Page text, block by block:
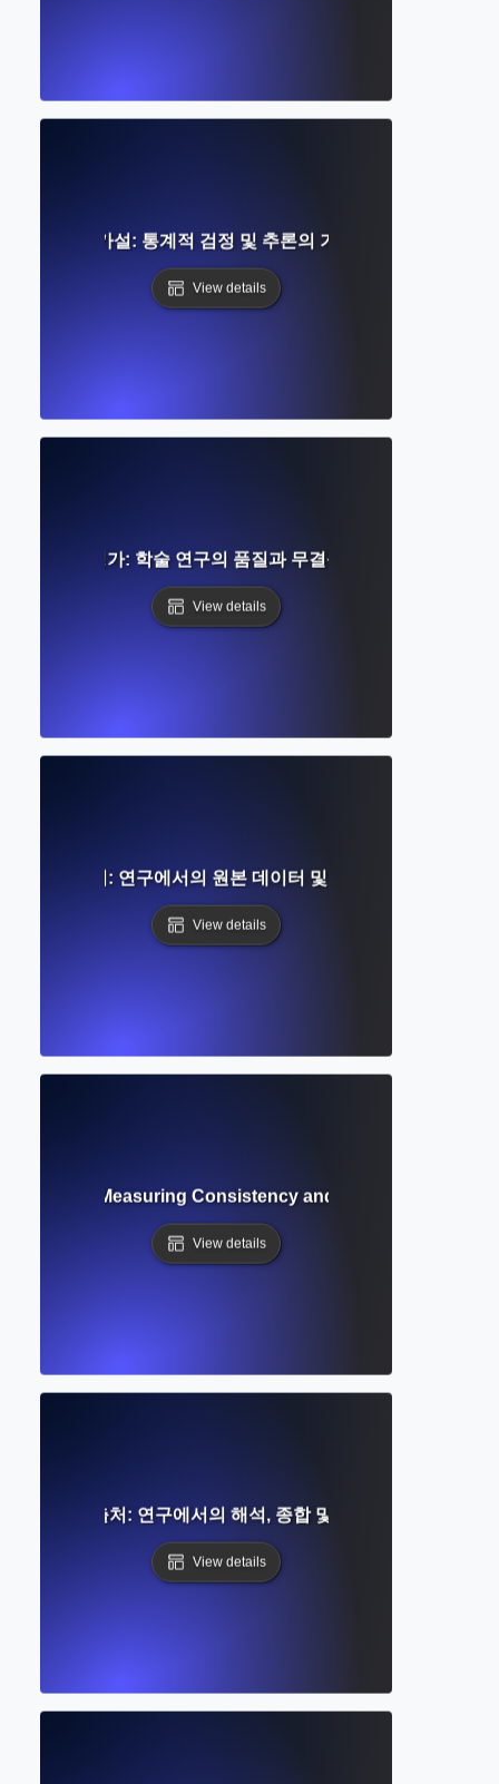
영가설: 통계적 검정 및 추론의 기초
View details
동료 평가: 학술 연구의 품질과 무결성 보장
View details
주요 출처: 연구에서의 원본 데이터 및 1차 증거
View details
Research: Measuring Consistency and Reproducibility of
View details
2차 출처: 연구에서의 해석, 종합 및 검토
View details